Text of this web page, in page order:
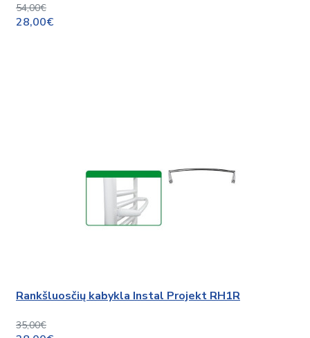
54,00€
28,00€
Rankšluosčių kabykla Instal Projekt RH1R
35,00€